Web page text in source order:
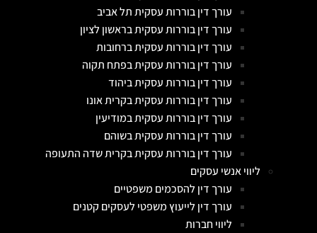
עורך דין בוררות עסקית תל אביב
עורך דין בוררות עסקית בראשון לציון
עורך דין בוררות עסקית ברחובות
עורך דין בוררות עסקית בפתח תקוה
עורך דין בוררות עסקית ביהוד
עורך דין בוררות עסקית בקרית אונו
עורך דין בוררות עסקית במודיעין
עורך דין בוררות עסקית בשוהם
עורך דין בוררות עסקית בקרית שדה התעופה
ליווי אנשי עסקים
עורך דין להסכמים משפטיים
עורך דין לייעוץ משפטי לעסקים קטנים
ליווי חברות